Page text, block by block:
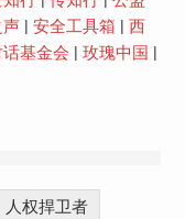
| 安全工具箱
西
基金会 玫瑰中国
人权捍卫者